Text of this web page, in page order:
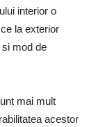
interior o
la exterior
mod de
mai mult
acestor